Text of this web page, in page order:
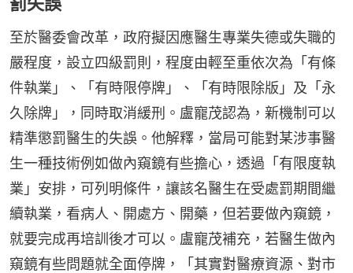
至於醫委會改革，政府擬因應醫生專業失德或失職的
嚴程度，設立四級罰則，程度由輕至重依次為「有條
件執業」、「有時限停牌」、「有時限除版」及「永
久除牌」，同時取消緩刑。盧寵茂認為，新機制可以
精準懲罰醫生的失誤。他解釋，當局可能對某涉事醫
生一種技術例如做內窺鏡有些擔心，透過「有限度執
業」安排，可列明條件，讓該名醫生在受處罰期間繼
續執業，看病人、開處方、開藥，但若要做內窺鏡，
就要完成再培訓後才可以。盧寵茂補充，若醫生做內
窺鏡有些問題就全面停牌，「其實對醫療資源、對市